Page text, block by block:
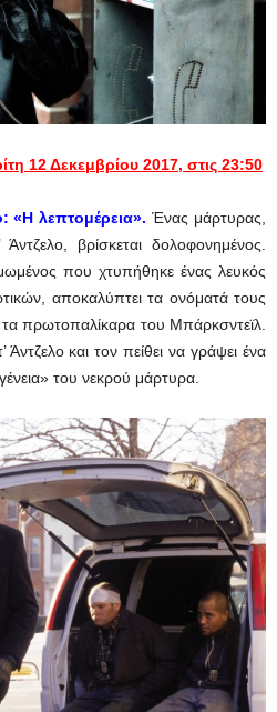
12 Δεκεμβρίου 2017, στις 23:50
«Η λεπτομέρεια». Ένας μάρτυρας,
βρίσκεται δολοφονημένος.
που χτυπήθηκε ένας λευκός
αποκαλύπτει τα ονόματά τoυς
πρωτοπαλίκαρα του Μπάρκσντεϊλ.
και τον πείθει να γράψει ένα
του νεκρού μάρτυρα.